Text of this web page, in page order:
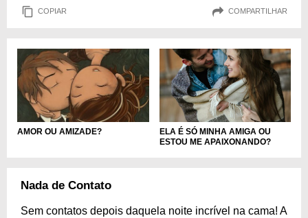
COPIAR COMPARTILHAR
AMOR OU AMIZADE?
ELA É SÓ MINHA AMIGA OU
ESTOU ME APAIXONANDO?
Nada de Contato
Sem contatos depois daquela noite incrível na cama! A